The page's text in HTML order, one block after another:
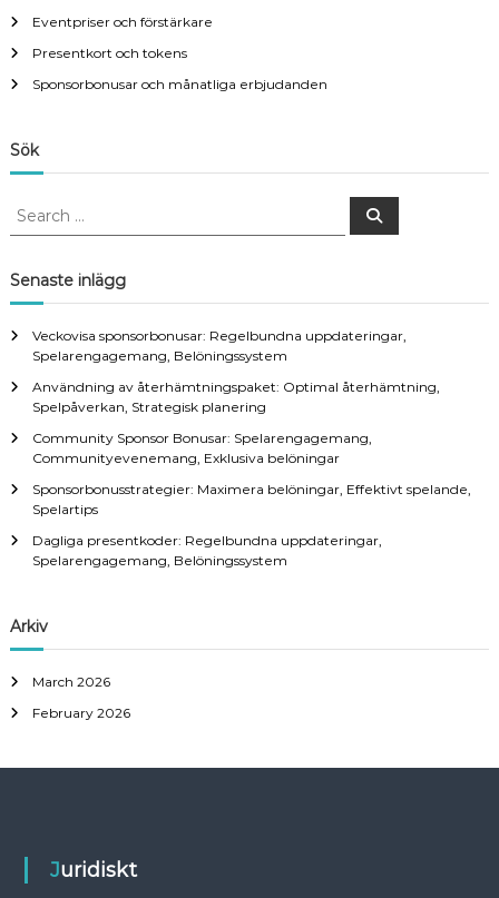
Eventpriser och förstärkare
Presentkort och tokens
Sponsorbonusar och månatliga erbjudanden
Sök
S
r
c
f
r
S
Senaste inlägg
Veckovisa sponsorbonusar: Regelbundna uppdateringar,
Spelarengagemang, Belöningssystem
Användning av återhämtningspaket: Optimal återhämtning,
Spelpåverkan, Strategisk planering
Community Sponsor Bonusar: Spelarengagemang,
Communityevenemang, Exklusiva belöningar
Sponsorbonusstrategier: Maximera belöningar, Effektivt spelande,
Spelartips
Dagliga presentkoder: Regelbundna uppdateringar,
Spelarengagemang, Belöningssystem
Arkiv
March 2026
February 2026
Juridiskt